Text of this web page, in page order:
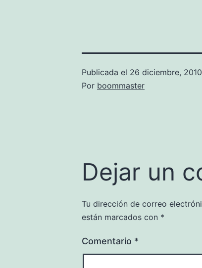
Publicada el 26 diciembre, 2010
Por boommaster
Dejar un
Tu dirección de correo
están marcados con *
Comentario *